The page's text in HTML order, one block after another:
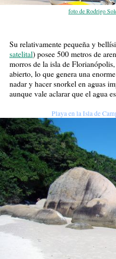
foto de Rodrigo
Su relativamente pequeña y
satelital) posee 500 metros de
morros de la isla de
abierto, lo que genera una
nadar y hacer snorkel en aguas
aunque vale aclarar que el agua
Playa en la Isla de